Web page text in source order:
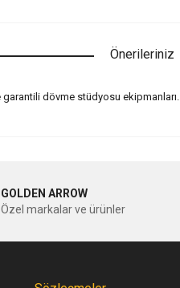
Önerileriniz
dövme stüdyosu ekipmanları.
GOLDEN ARROW
Özel markalar ve ürünler